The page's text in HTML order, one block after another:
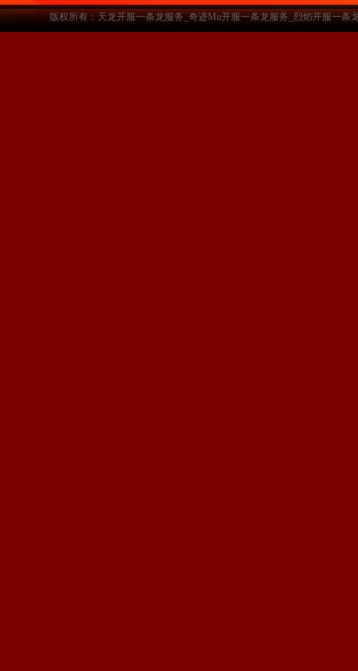
版权所有：天龙开服一条龙服务_奇迹Mu开服一条龙服务_烈焰开服一条